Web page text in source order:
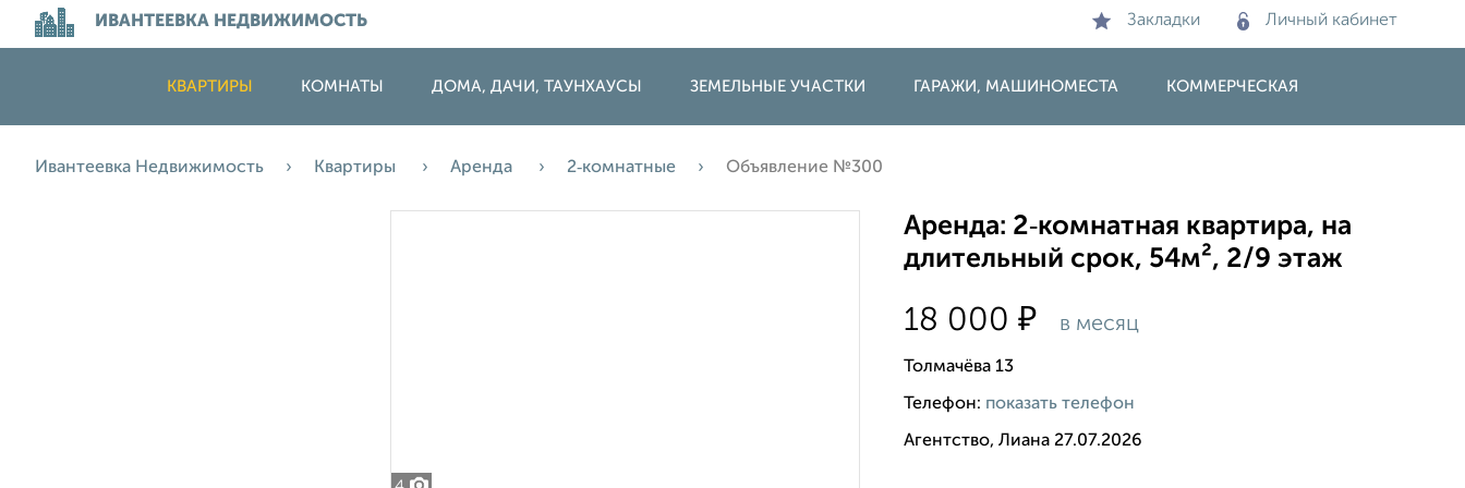
ИВАНТЕЕВКА НЕДВИЖИМОСТЬ Закладки Личный кабинет
КВАРТИРЫ КОМНАТЫ ДОМА, ДАЧИ, ТАУНХАУСЫ ЗЕМЕЛЬНЫЕ УЧАСТКИ ГАРАЖИ, МАШИНОМЕСТА КОММЕРЧЕСКАЯ
Ивантеевка Недвижимость Квартиры Аренда 2‑комнатные Объявление №300
Аренда: 2‑комнатная квартира, на
длительный срок, 54м², 2/9 этаж
18 000₽ в месяц
Толмачёва 13
Телефон: показать телефон
Агентство, Лиана 27.07.2026